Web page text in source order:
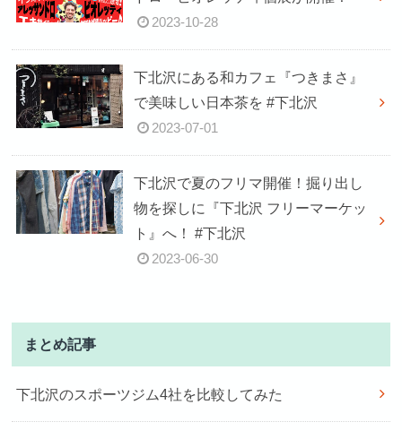
2023-10-28
下北沢にある和カフェ『つきまさ』
で美味しい日本茶を #下北沢
2023-07-01
下北沢で夏のフリマ開催！掘り出し
物を探しに『下北沢 フリーマーケッ
ト』へ！ #下北沢
2023-06-30
まとめ記事
下北沢のスポーツジム4社を比較してみた